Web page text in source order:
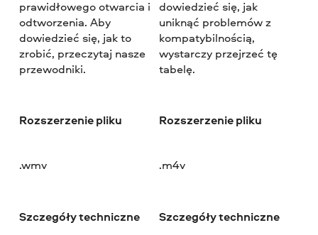
prawidłowego otwarcia i
odtworzenia. Aby
dowiedzieć się, jak to
zrobić, przeczytaj nasze
przewodniki.
Rozszerzenie pliku
.wmv
Szczegóły techniczne
dowiedzieć się, jak
uniknąć problemów z
kompatybilnością,
wystarczy przejrzeć tę
tabelę.
Rozszerzenie pliku
.m4v
Szczegóły techniczne